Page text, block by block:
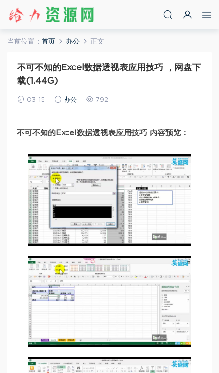
当前位置： 首页 办公 正文
不可不知的Excel数据透视表应用技巧 ，网盘下
载(1.44G)
03-15 办公 792
不可不知的Excel数据透视表应用技巧 内容预览：